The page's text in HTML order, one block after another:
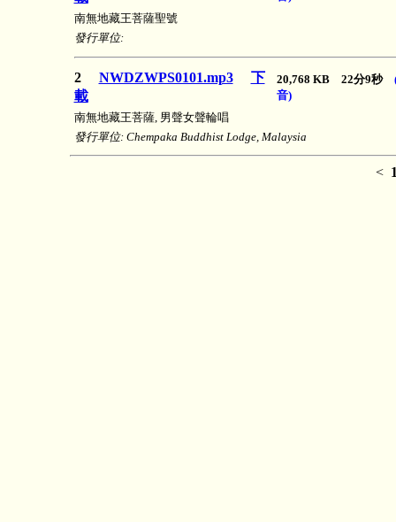
南無地藏王菩薩聖號
發行單位:
2 NWDZWPS0101.mp3
下
載
20,768 KB 22分9秒
音)
南無地藏王菩薩, 男聲女聲輪唱
發行單位: Chempaka Buddhist Lodge, Malaysia
<